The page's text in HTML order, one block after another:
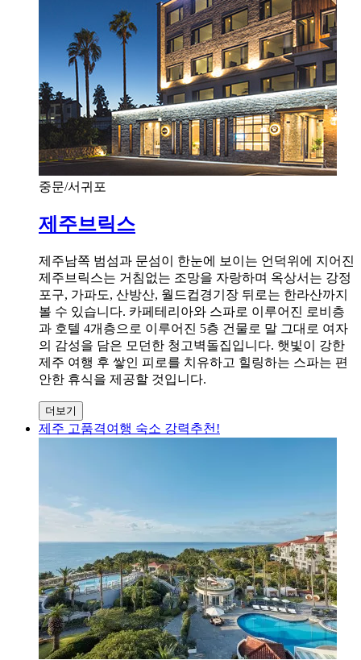
중문/서귀포
제주브릭스
제주남쪽 범섬과 문섬이 한눈에 보이는 언덕위에 지어진
제주브릭스는 거침없는 조망을 자랑하며 옥상서는 강정
포구, 가파도, 산방산, 월드컵경기장 뒤로는 한라산까지
볼 수 있습니다. 카페테리아와 스파로 이루어진 로비층
과 호텔 4개층으로 이루어진 5층 건물로 말 그대로 여자
의 감성을 담은 모던한 청고벽돌집입니다. 햇빛이 강한
제주 여행 후 쌓인 피로를 치유하고 힐링하는 스파는 편
안한 휴식을 제공할 것입니다.
더보기
제주 고품격여행 숙소 강력추천!